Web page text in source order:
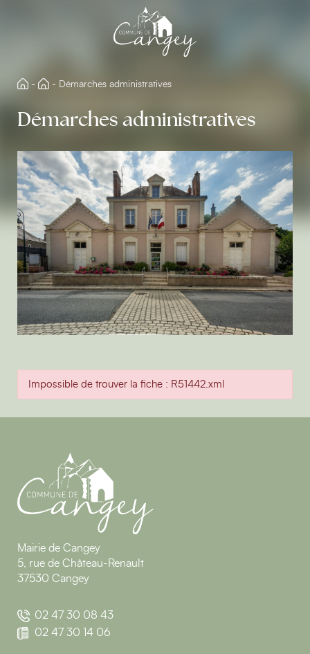
- - Démarches administratives
Démarches administratives
Impossible de trouver la fiche : R51442.xml
Mairie de Cangey
5, rue de Château-Renault
37530 Cangey
02 47 30 08 43
02 47 30 14 06